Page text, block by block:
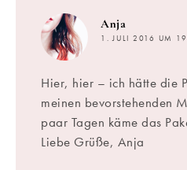
Anja
1. JULI 2016 UM
Hier, hier – ich hätte die
meinen bevorstehenden
paar Tagen käme das
Liebe Grüße, Anja